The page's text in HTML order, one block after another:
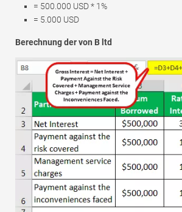
= 500.000 USD * 1%
= 5.000 USD
Berechnung der von B ltd